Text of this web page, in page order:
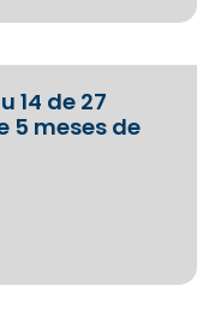
14 de 27
5 meses de